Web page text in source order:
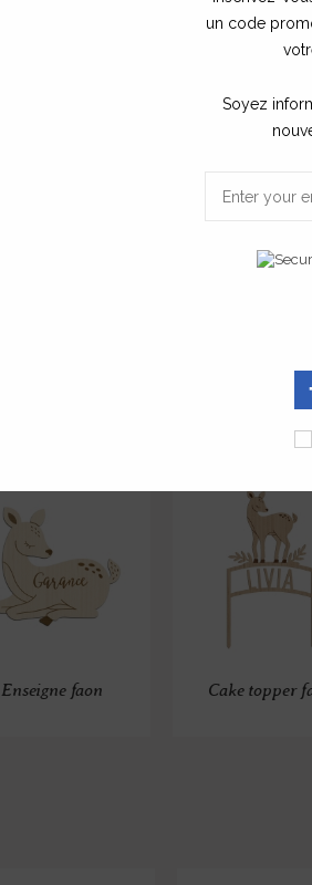
n'oubliez pas d'ajouter le produit au
Enseigne faon Cake topper
un code
Soyez